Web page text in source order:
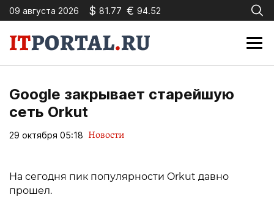
09 августа 2026 $ 81.77 € 94.52
Google закрывает старейшую
сеть Orkut
29 октября 05:18 Новости
На сегодня пик популярности Orkut давно
прошел.